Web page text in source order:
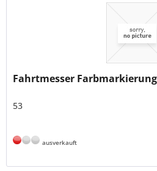
Fahrtmesser Farbmarkierung
53
ausverkauft